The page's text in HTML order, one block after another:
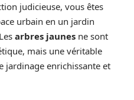
judicieuse, vous êtes
urbain en un jardin
arbres jaunes ne sont
mais une véritable
jardinage enrichissante et